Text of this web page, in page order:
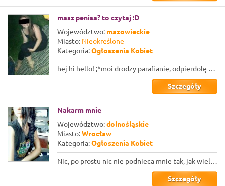
masz penisa? to czytaj :D
Województwo: mazowieckie
Miasto: Nieokreślone
Kategoria:Ogłoszenia Kobiet
hej hi hello! ;*moi drodzy parafianie, odpierdolę wam kazanie haha :P jestem Jus...
Szczegóły
Nakarm mnie
Województwo:dolnośląskie
Miasto:Wrocław
Kategoria:Ogłoszenia Kobiet
Nic, po prostu nic nie podnieca mnie tak, jak wielki chuj wsadzany mi prawie w s...
Szczegóły